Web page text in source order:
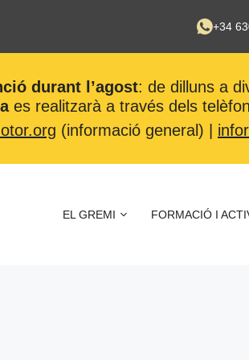
+34
durant l’agost: de dilluns a
es realitzarà a través dels
(informació general) |
EL GREMI FORMACIÓ I